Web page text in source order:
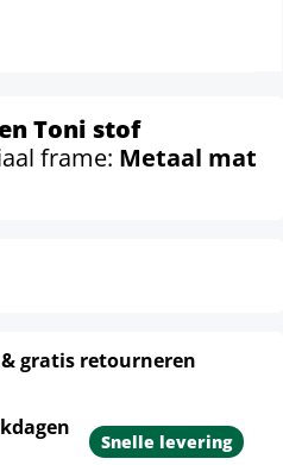
Toni stof
frame: Metaal mat
gratis retourneren
Snelle levering